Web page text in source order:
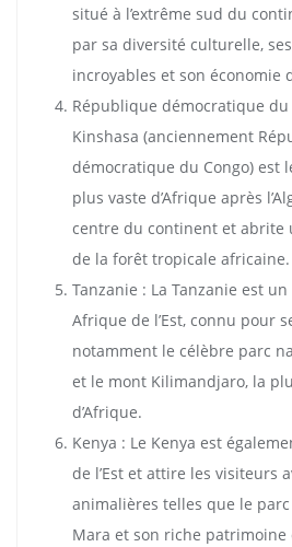
situé à l’extrême sud du
par sa diversité culturelle,
incroyables et son économie
République démocratique du
Kinshasa (anciennement
démocratique du Congo) est
plus vaste d’Afrique après
centre du continent et abrite
de la forêt tropicale africaine.
Tanzanie : La Tanzanie est
Afrique de l’Est, connu pour
notamment le célèbre parc
et le mont Kilimandjaro, la
d’Afrique.
Kenya : Le Kenya est
de l’Est et attire les visiteurs
animalières telles que le
Mara et son riche patrimoine